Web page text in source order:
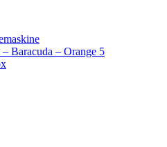
Baracuda – Orange 5